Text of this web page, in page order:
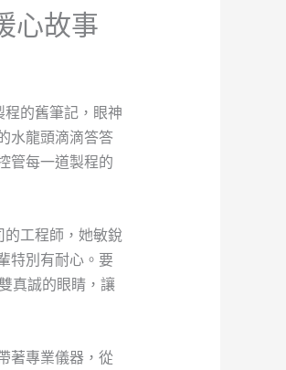
心故事
的舊筆記，眼神
水龍頭滴滴答答
管每一道製程的
的工程師，她敏銳
特別有耐心。要
真誠的眼睛，讓
著專業儀器，從